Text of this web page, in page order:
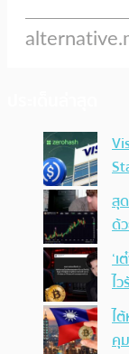
สุ
ด้
‘
ไ
ไ
คุ